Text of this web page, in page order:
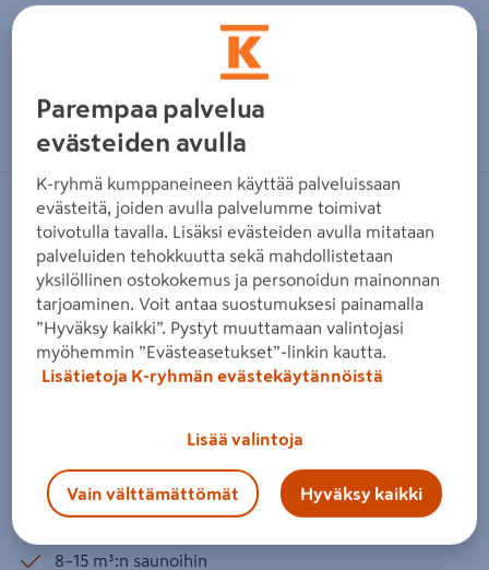
Zoomaa kuvaa sormilla kosketusnäytöllä
Sähkökiuas Mondex Tahko M 9,0kW
musta
MONDEX
Tuotenumero : 501011134 EAN-koodi 6410082620968
5.0 1 arvostelu
suomalainen laatu ja edullisuus. Tyylikäs valinta, kun haluat
saunasta isoa tilaa. Väri musta. Kivimäärä 80 kg. 8–15 m³:n
saunoihin.
8–15 m³:n saunoihin
Parempaa palvelua
evästeiden avulla
K-ryhmä kumppaneineen käyttää palveluissaan
evästeitä, joiden avulla palvelumme toimivat
toivotulla tavalla. Lisäksi evästeiden avulla mitataan
palveluiden tehokkuutta sekä mahdollistetaan
yksilöllinen ostokokemus ja personoidun mainonnan
tarjoaminen. Voit antaa suostumuksesi painamalla
”Hyväksy kaikki”. Pystyt muuttamaan valintojasi
myöhemmin ”Evästeasetukset”-linkin kautta.
Lisätietoja K-ryhmän evästekäytännöistä
Lisää valintoja
Vain välttämättömät Hyväksy kaikki